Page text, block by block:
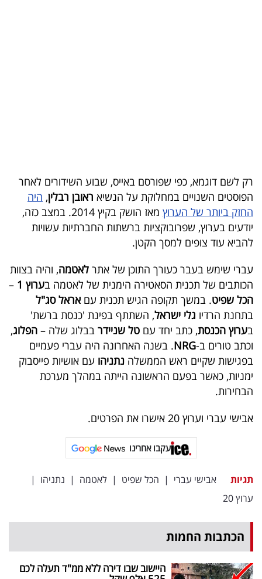
TOP-
5
המילון
הכלכלי
פודקאסט
40
UNDER
40
שיתופי
פעולה
ניוזלטרים
מייל
אדום
רק לשם דוגמא, כפי שפורסם באייס, שבוע השידורים לאחר
הפוסטים השנויים במחלוקת על הנשיא ראובן רבלין, היה
החזק ביותר של הערוץ
מאז הושק בקיץ 2014. במצב כזה,
יודעים בערוץ, שפרובוקציות ברשתות החברתיות עשויות
להביא עוד צופים למסך הקטן.
עברי שימש בעבר כעורך התוכן של אתר לאטמה, והיה בצוות
הכותבים של תכנית הסאטירה הימנית של לאטמה בערוץ 1
–
הכל שפיט. במשך תקופה הגיש תכנית עםאראל סג"ל
בתחנת הרדיו גלי ישראל, השתתף בפינת 'כנסת ברשת'
בערוץ הכנסת, כתב יחד עם טל שניידר בבלוג שלה – הפלוג,
וכתב טורים ב-NRG. בשנה האחרונה היה עברי פעמיים
בפגישות שקיים ראש הממשלה נתניהו עם אושיות פייסבוק
ימניות, כאשר בפעם הראשונה הייתה במהלך מערכת
הבחירות.
אבישי עברי וערוץ 20 אישרו את הפרטים.
עקבו אחרינו
תגיות אבישי עברי | הכל שפיט | לאטמה | נתניהו |
ערוץ 20
הכתבות החמות
היישוב שבו דירה ללא ממ"ד תעלה לכם